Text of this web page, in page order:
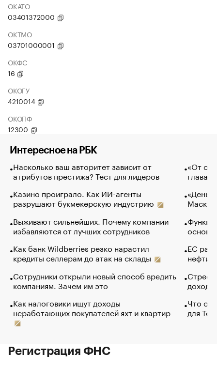
ОКАТО
03401372000
ОКТМО
03701000001
ОКФС
16
ОКОГУ
4210014
ОКОПФ
12300
Интересное на РБК
Насколько ваш авторитет зависит от
атрибутов престижа? Тест для лидеров
Казино проиграло. Как ИИ-агенты
разрушают букмекерскую индустрию
Выживают сильнейших. Почему компании
избавляются от лучших сотрудников
Как банк Wildberries резко нарастил
кредиты селлерам до атак на склады
Сотрудники открыли новый способ вредить
компаниям. Зачем им это
Как налоговики ищут доходы
неработающих покупателей яхт и квартир
«От
глава
Маск в
основ
ЕС
нефти
Что
для
Регистрация ФНС